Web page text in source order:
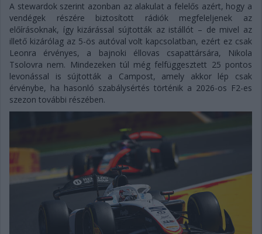
A stewardok szerint azonban az alakulat a felelős azért, hogy a
vendégek részére biztosított rádiók megfeleljenek az
előírásoknak, így kizárással sújtották az istállót – de mivel az
illető kizárólag az 5-ös autóval volt kapcsolatban, ezért ez csak
Leonra érvényes, a bajnoki éllovas csapattársára, Nikola
Tsolovra nem. Mindezeken túl még felfüggesztett 25 pontos
levonással is sújtották a Campost, amely akkor lép csak
érvénybe, ha hasonló szabálysértés történik a 2026-os F2-es
szezon további részében.